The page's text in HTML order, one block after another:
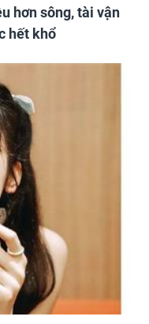
hơn sông, tài vận
hết khổ